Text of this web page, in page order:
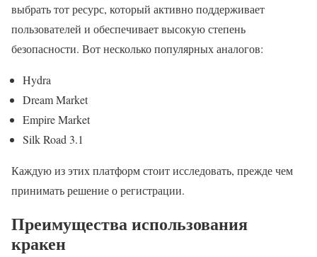
выбрать тот ресурс, который активно поддерживает
пользователей и обеспечивает высокую степень
безопасности. Вот несколько популярных аналогов:
Hydra
Dream Market
Empire Market
Silk Road 3.1
Каждую из этих платформ стоит исследовать, прежде чем
принимать решение о регистрации.
Преимущества использования
кракен